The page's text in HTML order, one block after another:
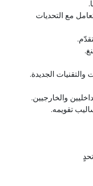
مع التحديات
الجديدة.
والخارجيين.
تقويمه.